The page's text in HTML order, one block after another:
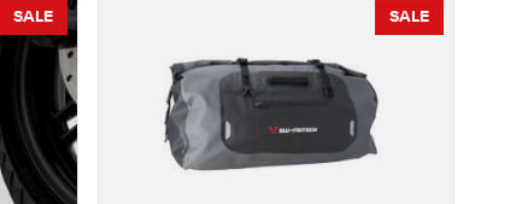
SALE SALE